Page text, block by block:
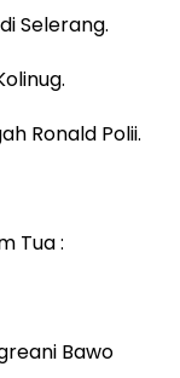
Selerang.
Ronald Polii.
Tua :
Bawo